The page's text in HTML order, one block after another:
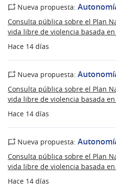
Hace 14 días
Nueva propuesta:
Consulta pública sobre el Plan
vida libre de violencia basada
Hace 14 días
Nueva propuesta:
Consulta pública sobre el Plan
vida libre de violencia basada
Hace 14 días
Nueva propuesta:
Consulta pública sobre el Plan
vida libre de violencia basada